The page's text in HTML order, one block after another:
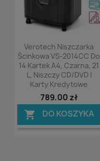
Podgląd
Verotech Niszczarka
Ścinkowa VS-2014CC Do
14 Kartek A4, Czarna, 21
L, Niszczy CD/DVD I
Karty Kredytowe
789,00 zł
 DO KOSZYKA